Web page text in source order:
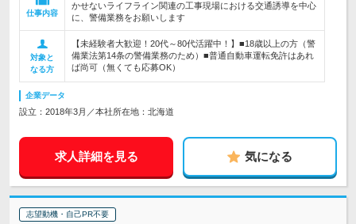
仕事内容
かせないライフライン関連の工事現場における交通誘導を中心
に、警備業務をお願いします
対象と
なる方
【未経験者大歓迎！20代～80代活躍中！】■18歳以上の方（警
備業法第14条の警備業務のため）■普通自動車運転免許はあれ
ば尚可（無くても応募OK）
企業データ
設立：2018年3月／本社所在地：北海道
求人詳細を見る 気になる
志望動機・自己PR不要